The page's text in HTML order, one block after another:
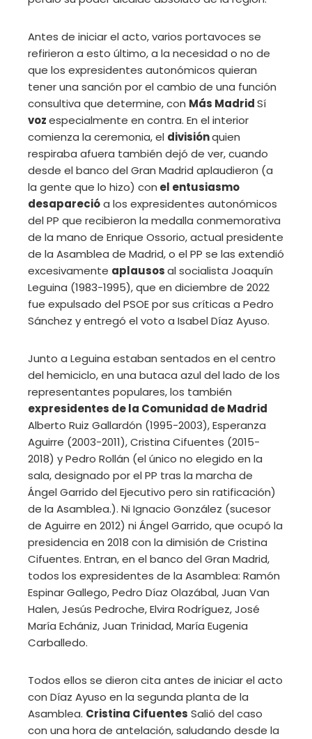
Antes de iniciar el acto, varios portavoces se
refirieron a esto último, a la necesidad o no de
que los expresidentes autonómicos quieran
tener una sanción por el cambio de una función
consultiva que determine, con Más MadridSí
vozespecialmente en contra. En el interior
comienza la ceremonia, el divisiónquien
respiraba afuera también dejó de ver, cuando
desde el banco del Gran Madrid aplaudieron (a
la gente que lo hizo) con el entusiasmo
desaparecióa los expresidentes autonómicos
del PP que recibieron la medalla conmemorativa
de la mano de Enrique Ossorio, actual presidente
de la Asamblea de Madrid, o el PP se las extendió
excesivamente aplausosal socialista Joaquín
Leguina (1983-1995), que en diciembre de 2022
fue expulsado del PSOE por sus críticas a Pedro
Sánchez y entregó el voto a Isabel Díaz Ayuso.
Junto a Leguina estaban sentados en el centro
del hemiciclo, en una butaca azul del lado de los
representantes populares, los también
expresidentes de la Comunidad de Madrid
Alberto Ruiz Gallardón (1995-2003), Esperanza
Aguirre (2003-2011), Cristina Cifuentes (2015-
2018) y Pedro Rollán (el único no elegido en la
sala, designado por el PP tras la marcha de
Ángel Garrido del Ejecutivo pero sin ratificación)
de la Asamblea.). Ni Ignacio González (sucesor
de Aguirre en 2012) ni Ángel Garrido, que ocupó la
presidencia en 2018 con la dimisión de Cristina
Cifuentes. Entran, en el banco del Gran Madrid,
todos los expresidentes de la Asamblea: Ramón
Espinar Gallego, Pedro Díaz Olazábal, Juan Van
Halen, Jesús Pedroche, Elvira Rodríguez, José
María Echániz, Juan Trinidad, María Eugenia
Carballedo.
Todos ellos se dieron cita antes de iniciar el acto
con Díaz Ayuso en la segunda planta de la
Asamblea. Cristina Cifuentes Salió del caso
con una hora de antelación, saludando desde la